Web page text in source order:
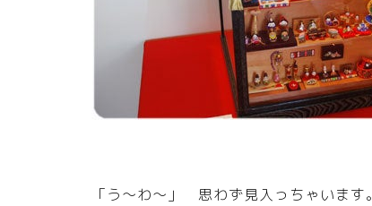
「う～わ～」 思わず見入っちゃいます。